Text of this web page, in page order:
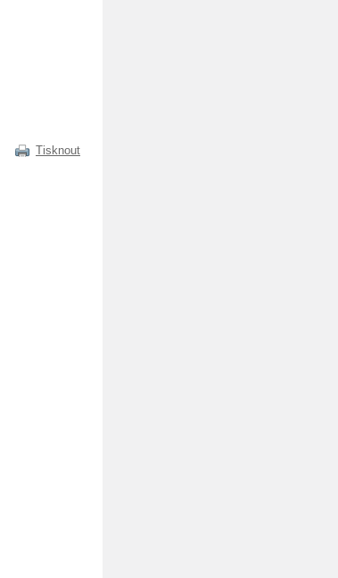
Tisknout